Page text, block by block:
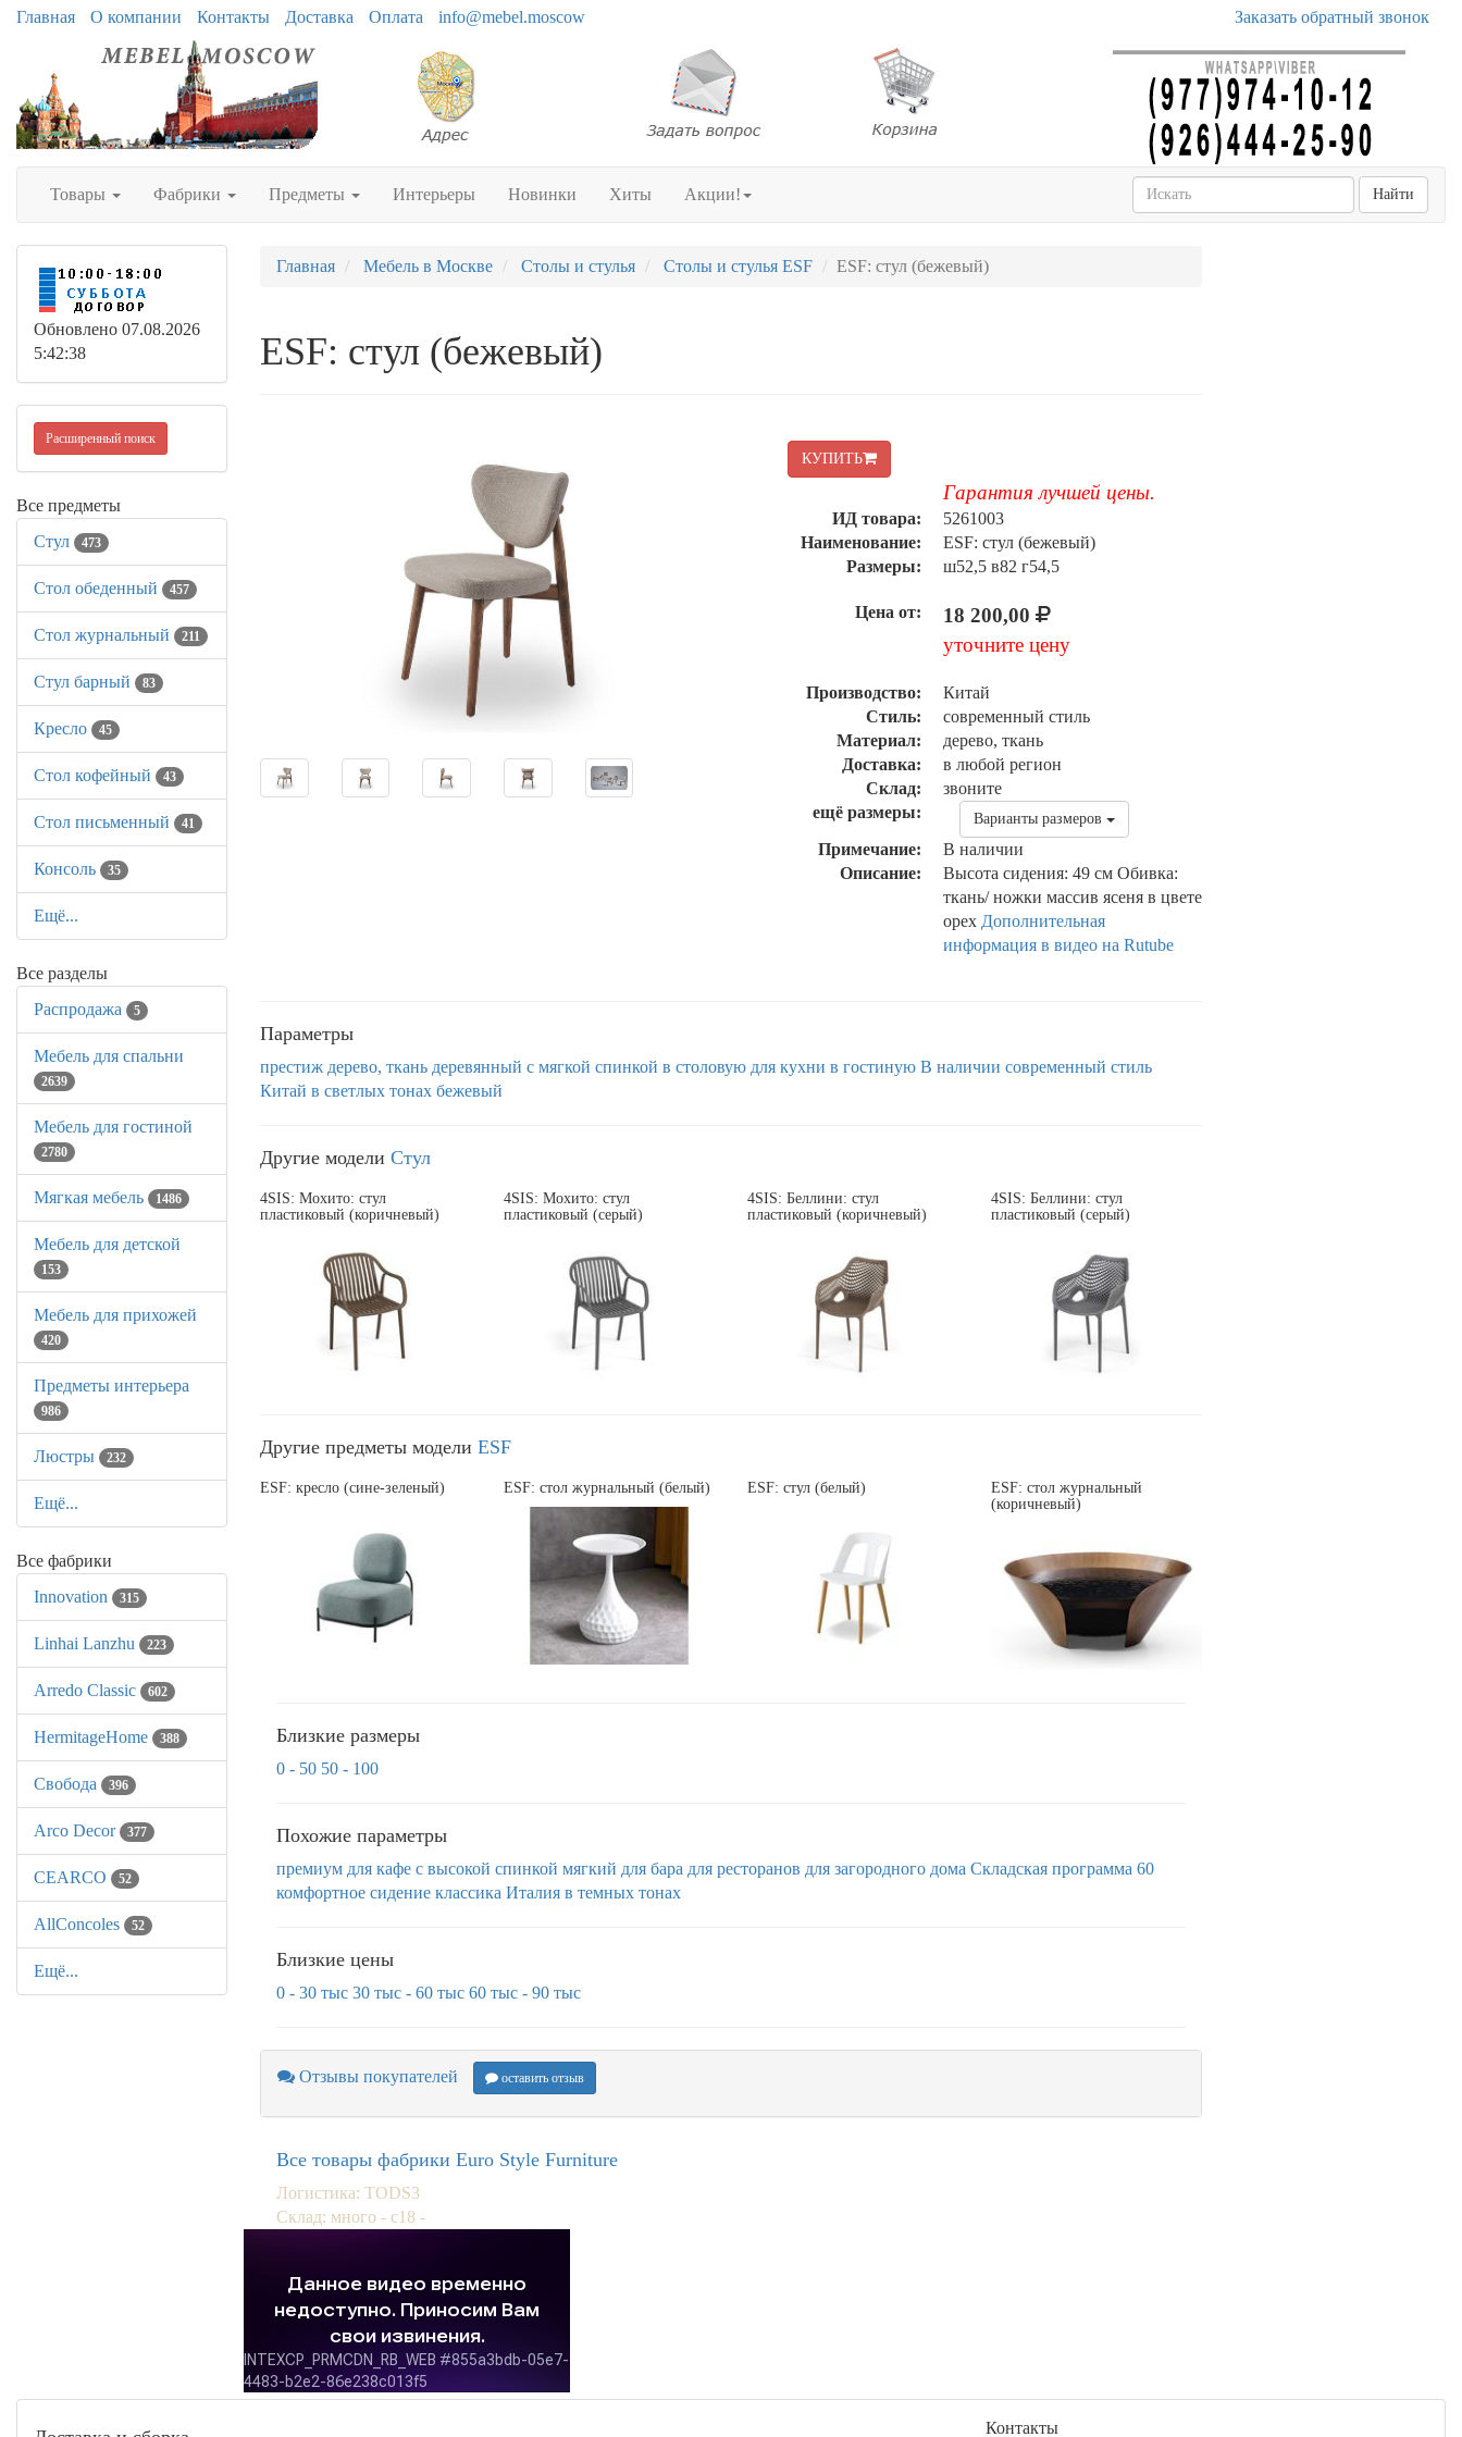
Главная О компании Контакты Доставка Оплата info@mebel.moscow Заказать обратный звонок
Товары Фабрики Предметы Интерьеры Новинки Хиты Акции! Найти
Обновлено 07.08.2026
5:42:38
Расширенный поиск
Все предметы
Стул
473
Стол обеденный 457
Стол журнальный 211
Стул барный 83
Кресло 45
Стол кофейный 43
Стол письменный 41
Консоль 35
Ещё...
Все разделы
Распродажа
5
Мебель для спальни
2639
Мебель для гостиной
2780
Мягкая мебель 1486
Мебель для детской
153
Мебель для прихожей
420
Предметы интерьера
986
Люстры 232
Ещё...
Все фабрики
Innovation
315
Linhai Lanzhu 223
Arredo Classic 602
HermitageHome 388
Свобода 396
Arco Decor 377
CEARCO 52
AllСoncoles 52
Ещё...
Главная Мебель в Москве Столы и стулья Столы и стулья ESF ESF: стул (бежевый)
ESF: стул (бежевый)
КУПИТЬ
Гарантия лучшей цены.
ИД товара:
5261003
Наименование:
ESF: стул (бежевый)
Размеры:
ш52,5 в82 г54,5
Цена от:
18 200,00
уточните цену
Производство:
Китай
Стиль:
современный стиль
Материал:
дерево, ткань
Доставка:
в любой регион
Склад:
звоните
ещё размеры:
Варианты размеров
Примечание:
В наличии
Описание:
Высота сидения: 49 см Обивка:
ткань/ ножки массив ясеня в цвете
орех Дополнительная
информация в видео на Rutube
Параметры
престиж дерево, ткань деревянный с мягкой спинкой в столовую для кухни в гостиную В наличии современный стиль
Китай в светлых тонах бежевый
Другие модели Стул
4SIS: Мохито: стул
пластиковый (коричневый)
4SIS: Мохито: стул
пластиковый (серый)
4SIS: Беллини: стул
пластиковый (коричневый)
4SIS: Беллини: стул
пластиковый (серый)
Другие предметы модели ESF
ESF: кресло (сине-зеленый) ESF: стол журнальный (белый) ESF: стул (белый)
ESF: стол журнальный
(коричневый)
Близкие размеры
0 - 50 50 - 100
Похожие параметры
премиум для кафе с высокой спинкой мягкий для бара для ресторанов для загородного дома Складская программа 60
комфортное сидение классика Италия в темных тонах
Близкие цены
0 - 30 тыс 30 тыс - 60 тыс 60 тыс - 90 тыс
Отзывы покупателей оставить отзыв
Все товары фабрики Euro Style Furniture
Логистика: TODS3
Склад: много - с18 -
Контакты